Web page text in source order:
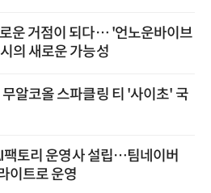
운 거점이 되다… '언노운바이브
의 새로운 가능성
알코올 스파클링 티 '사이초' 국
팩토리 운영사 설립…팀네이버
이트로 운영